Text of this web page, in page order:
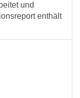
und
enthält